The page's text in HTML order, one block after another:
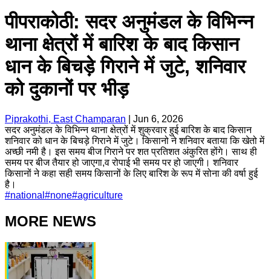
पीपराकोठी: सदर अनुमंडल के विभिन्न
थाना क्षेत्रों में बारिश के बाद किसान
धान के बिचड़े गिराने में जुटे, शनिवार
को दुकानों पर भीड़
Piprakothi, East Champaran
Jun 6, 2026
सदर अनुमंडल के विभिन्न थाना क्षेत्रों में शुक्रवार हुई बारिश के बाद किसान
शनिवार को धान के बिचड़े गिराने में जुटे। किसानो ने शनिवार बताया कि खेतो में
अच्छी नमी है। इस समय बीज गिराने पर शत प्रतिशत अंकुरित होंगे। साथ ही
समय पर बीज तैयार हो जाएगा,व रोपाई भी समय पर हो जाएगी। शनिवार
किसानों ने कहा सही समय किसानों के लिए बारिश के रूप में सोना की वर्षा हुई
है।
#national #none#agriculture
MORE NEWS